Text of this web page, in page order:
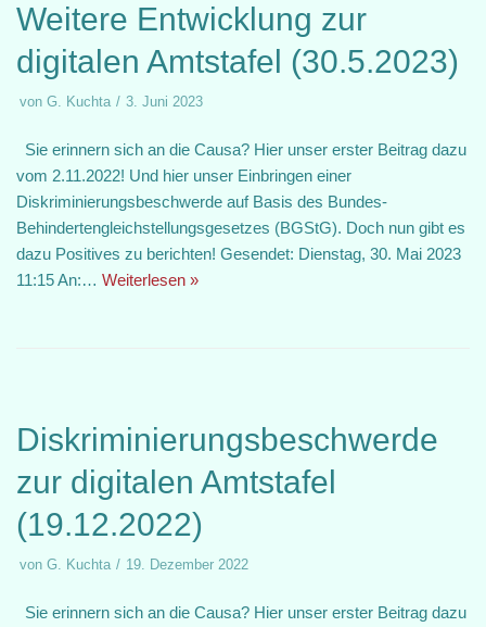
Weitere Entwicklung zur
digitalen Amtstafel (30.5.2023)
von G. Kuchta 3. Juni 2023
Sie erinnern sich an die Causa? Hier unser erster Beitrag dazu
vom 2.11.2022! Und hier unser Einbringen einer
Diskriminierungsbeschwerde auf Basis des Bundes-
Behindertengleichstellungsgesetzes (BGStG). Doch nun gibt es
dazu Positives zu berichten! Gesendet: Dienstag, 30. Mai 2023
11:15 An:… Weiterlesen »
Diskriminierungsbeschwerde
zur digitalen Amtstafel
(19.12.2022)
von G. Kuchta 19. Dezember 2022
Sie erinnern sich an die Causa? Hier unser erster Beitrag dazu